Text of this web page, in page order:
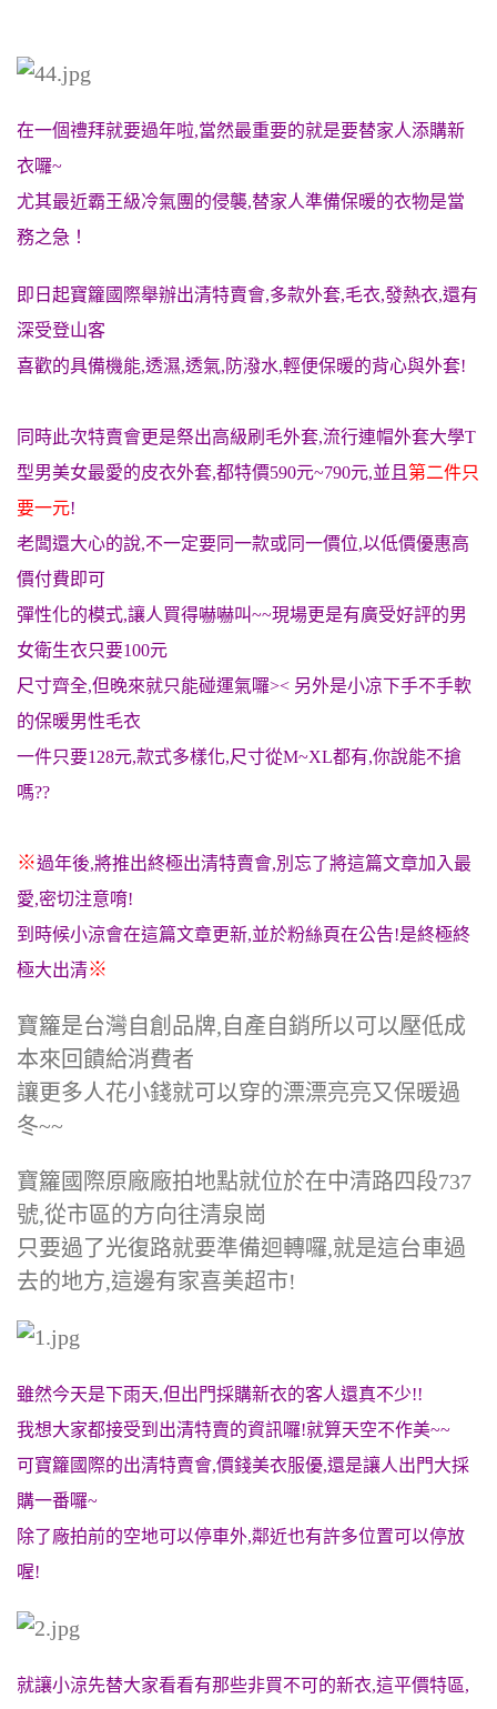
在一個禮拜就要過年啦,當然最重要的就是要替家人添購新
衣囉~
尤其最近霸王級冷氣團的侵襲,替家人準備保暖的衣物是當
務之急！
即日起寶籮國際舉辦出清特賣會,多款外套,毛衣,發熱衣,還有
深受登山客
喜歡的具備機能,透濕,透氣,防潑水,輕便保暖的背心與外套!
同時此次特賣會更是祭出高級刷毛外套,流行連帽外套大學T
型男美女最愛的皮衣外套,都特價590元~790元,並且 第二件只
要一元!
老闆還大心的說,不一定要同一款或同一價位,以低價優惠高
價付費即可
彈性化的模式,讓人買得嚇嚇叫~~現場更是有廣受好評的男
女衛生衣只要100元
尺寸齊全,但晚來就只能碰運氣囉>< 另外是小凉下手不手軟
的保暖男性毛衣
一件只要128元,款式多樣化,尺寸從M~XL都有,你說能不搶
嗎??
※過年後,將推出終極出清特賣會,別忘了將這篇文章加入最
愛,密切注意唷!
到時候小涼會在這篇文章更新,並於粉絲頁在公告!是終極終
極大出清※
寶籮是台灣自創品牌,自產自銷所以可以壓低成
本來回饋給消費者
讓更多人花小錢就可以穿的漂漂亮亮又保暖過
冬~~
寶籮國際原廠廠拍地點就位於在中清路四段737
號,從市區的方向往清泉崗
只要過了光復路就要準備迴轉囉,就是這台車過
去的地方,這邊有家喜美超市!
雖然今天是下雨天,但出門採購新衣的客人還真不少!!
我想大家都接受到出清特賣的資訊囉!就算天空不作美~~
可寶籮國際的出清特賣會,價錢美衣服優,還是讓人出門大採
購一番囉~
除了廠拍前的空地可以停車外,鄰近也有許多位置可以停放
喔!
就讓小涼先替大家看看有那些非買不可的新衣,這平價特區,